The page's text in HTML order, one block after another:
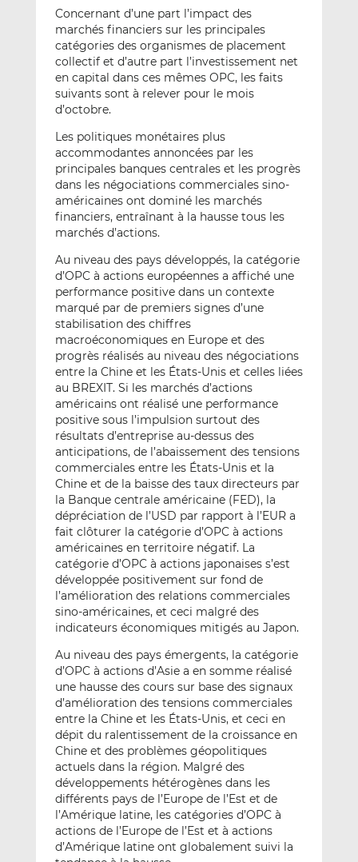
Concernant d’une part l’impact des
marchés financiers sur les principales
catégories des organismes de placement
collectif et d’autre part l’investissement net
en capital dans ces mêmes OPC, les faits
suivants sont à relever pour le mois
d’octobre.
Les politiques monétaires plus
accommodantes annoncées par les
principales banques centrales et les progrès
dans les négociations commerciales sino-
américaines ont dominé les marchés
financiers, entraînant à la hausse tous les
marchés d’actions.
Au niveau des pays développés, la catégorie
d’OPC à actions européennes a affiché une
performance positive dans un contexte
marqué par de premiers signes d’une
stabilisation des chiffres
macroéconomiques en Europe et des
progrès réalisés au niveau des négociations
entre la Chine et les États-Unis et celles liées
au BREXIT. Si les marchés d’actions
américains ont réalisé une performance
positive sous l’impulsion surtout des
résultats d’entreprise au-dessus des
anticipations, de l’abaissement des tensions
commerciales entre les États-Unis et la
Chine et de la baisse des taux directeurs par
la Banque centrale américaine (FED), la
dépréciation de l’USD par rapport à l’EUR a
fait clôturer la catégorie d’OPC à actions
américaines en territoire négatif. La
catégorie d’OPC à actions japonaises s’est
développée positivement sur fond de
l’amélioration des relations commerciales
sino-américaines, et ceci malgré des
indicateurs économiques mitigés au Japon.
Au niveau des pays émergents, la catégorie
d’OPC à actions d’Asie a en somme réalisé
une hausse des cours sur base des signaux
d’amélioration des tensions commerciales
entre la Chine et les États-Unis, et ceci en
dépit du ralentissement de la croissance en
Chine et des problèmes géopolitiques
actuels dans la région. Malgré des
développements hétérogènes dans les
différents pays de l’Europe de l’Est et de
l’Amérique latine, les catégories d’OPC à
actions de l’Europe de l’Est et à actions
d’Amérique latine ont globalement suivi la